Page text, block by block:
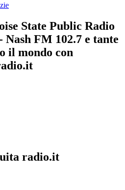
State Public Radio
FM 102.7 e tante
il mondo con
radio.it